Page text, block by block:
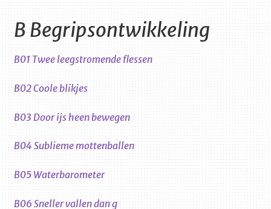
B Begripsontwikkeling
B01 Twee leegstromende flessen
B02 Coole blikjes
B03 Door ijs heen bewegen
B04 Sublieme mottenballen
B05 Waterbarometer
B06 Sneller vallen dan g